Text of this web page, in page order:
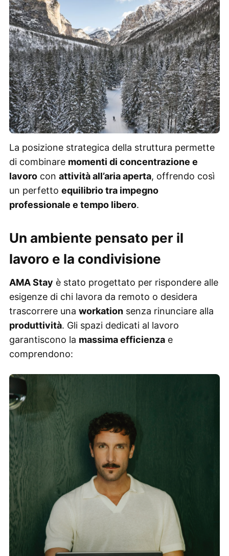
La posizione strategica della struttura permette
di combinare momenti di concentrazione e
lavorocon attività all’aria aperta, offrendo così
un perfetto equilibrio tra impegno
professionale e tempo libero.
Un ambiente pensato per il
lavoro e la condivisione
AMA Stay è stato progettato per rispondere alle
esigenze di chi lavora da remoto o desidera
trascorrere una workationsenza rinunciare alla
produttività. Gli spazi dedicati al lavoro
garantiscono la massima efficienzae
comprendono: